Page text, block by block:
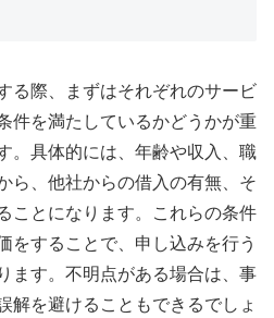
る際、まずはそれぞれのサービ
件を満たしているかどうかが重
。具体的には、年齢や収入、職
ら、他社からの借入の有無、そ
ことになります。これらの条件
をすることで、申し込みを行う
ます。不明点がある場合は、事
解を避けることもできるでしょ